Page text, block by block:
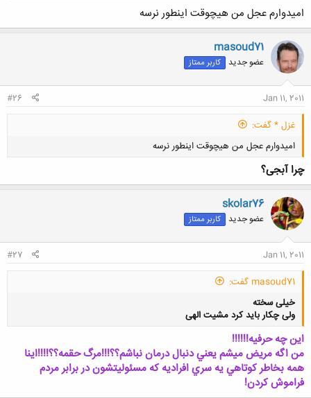
امیدوارم عجل من هیچوقت اینطور نرسه
masoud71
عضو جدید کاربر ممتاز
Jan 11, 2011
#26
غزل * گفت:
امیدوارم عجل من هیچوقت اینطور نرسه
چرا آبجی؟
skolar76
عضو جدید کاربر ممتاز
Jan 11, 2011
#27
masoud71 گفت:
خیلی سخته
ولی چکار باید کرد مشیت الهی
کلیک کنید تا باز شود...
اين چه حرفيه!!!!!!
من اگه مريض ميشم يعني دنبال درمان نباشم؟؟!!!مرگ حقمه؟؟!!!!اينا
همه بخاطر كوتاهي يه سري افراديه كه مسئوليتشون در برابر مردم
فراموش كردن!